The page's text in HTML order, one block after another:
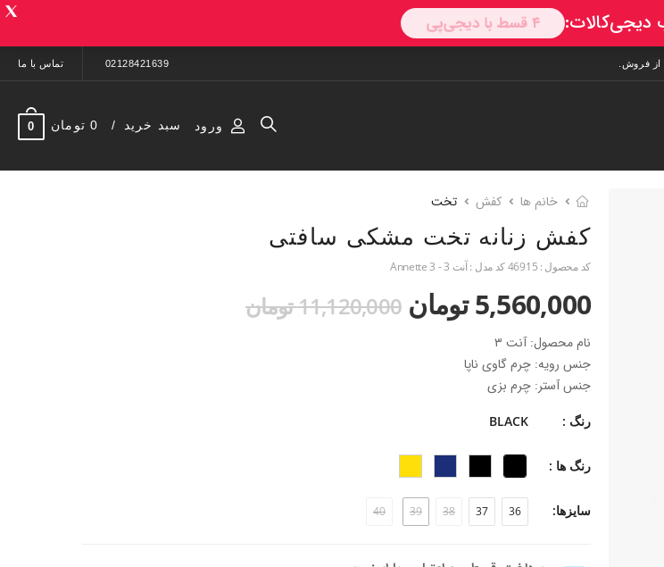
02128421639 تماس با ما
ورود سبد خرید 0 تومان 0
خانم ها کفش تخت
کفش زنانه تخت مشکی سافتی
کد محصول : 46915کد مدل :آنت 3 - Annette 3
5,560,000 تومان 11,120,000 تومان
نام محصول: آنت ۳
جنس رویه: چرم گاوی ناپا
جنس آستر: چرم بزی
جنس پاشنه: بخشی از زیره
فرم قالب: نوک مربعی با پنجه متوسط
پاخور: سایز همیشگی خود را انتخاب کنید.
رنگ : BLACK
رنگ ها :
سایزها: 36
37
38
39
40